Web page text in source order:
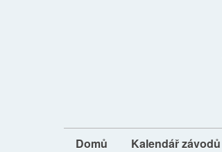
Domů Kalendář závodů